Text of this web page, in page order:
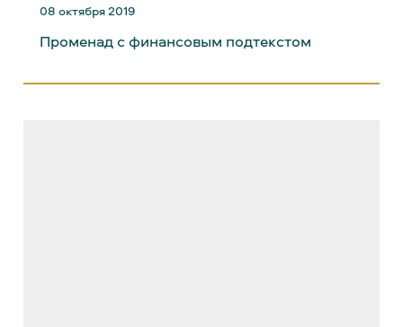
08 октября 2019
Променад с финансовым подтекстом